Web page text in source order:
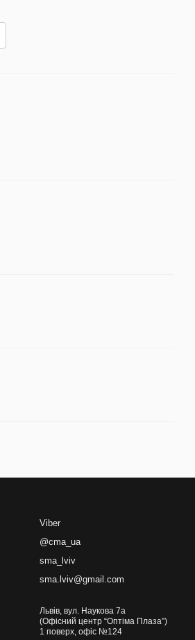
Viber
@cma_ua
sma_lviv
sma.lviv@gmail.com
Львів, вул. Наукова 7а
(Офісний центр “Оптіма Плаза”)
1 поверх, офіс №124